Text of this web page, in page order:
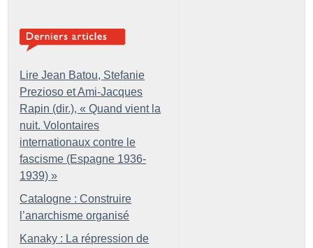
Lire Jean Batou, Stefanie
Prezioso et Ami-Jacques
Rapin (dir.), « Quand vient la
nuit. Volontaires
internationaux contre le
fascisme (Espagne 1936-
1939) »
Catalogne : Construire
l’anarchisme organisé
Kanaky : La répression de